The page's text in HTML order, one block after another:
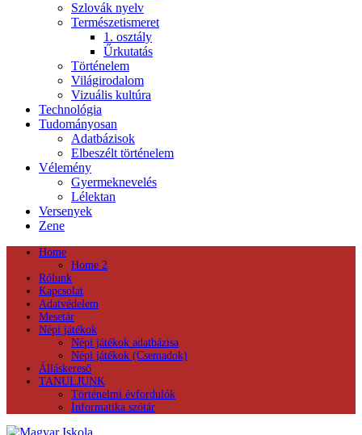
Szlovák nyelv
Természetismeret
1. osztály
Űrkutatás
Történelem
Világirodalom
Vizuális kultúra
Technológia
Tudományosan
Adatbázisok
Elbeszélt történelem
Vélemény
Gyermeknevelés
Lélektan
Versenyek
Zene
Home
Home 2
Rólunk
Kapcsolat
Adatvédelem
Mesetár
Népi játékok
Népi játékok adatbázisa
Népi játékok (Csemadok)
Álláskereső
TANULJUNK
Történelmi évfordulók
Informatika szótár